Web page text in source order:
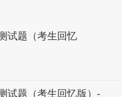
试题（考生回忆
试题（考生回忆版）-